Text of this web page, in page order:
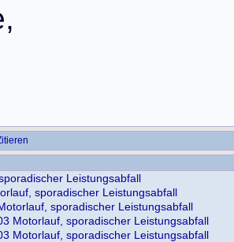
,
Leistungsabfall
sporadischer Leistungsabfall
sporadischer Leistungsabfall
Motorlauf, sporadischer Leistungsabfall
Motorlauf, sporadischer Leistungsabfall